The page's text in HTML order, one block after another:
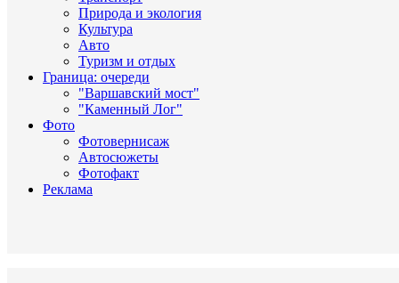
Природа и экология
Культура
Авто
Туризм и отдых
Граница: очереди
"Варшавский мост"
"Каменный Лог"
Фото
Фотовернисаж
Автосюжеты
Фотофакт
Реклама